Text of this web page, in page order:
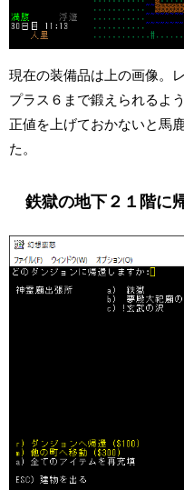
現在の装備品は上の画像。
プラス６まで鍛えられるよ
正値を上げておかないと馬
た。
鉄獄の地下２１階に